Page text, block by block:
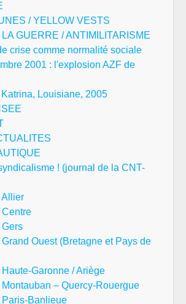
/ YELLOW VESTS
GUERRE / ANTIMILITARISME
crise comme normalité sociale
2001 : l'explosion AZF de
Louisiane, 2005
! (journal de la CNT-
Allier
Ouest (Bretagne et Pays de
Garonne / Ariège
– Quercy-Rouergue
Paris-Banlieue